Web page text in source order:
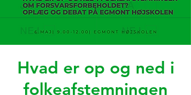
Hvad er op og ned i
folkeafstemningen